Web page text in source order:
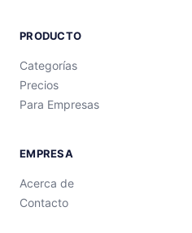
PRODUCTO
Categorías
Precios
Para Empresas
EMPRESA
Acerca de
Contacto